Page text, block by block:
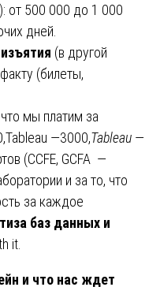
от 500 000 до 1 000
дней.
(в другой
(билеты,
мы платим за
—3000,Tableau —
(CCFE, GCFA —
и за то, что
за каждое
баз данных и
it.
и что нас ждет